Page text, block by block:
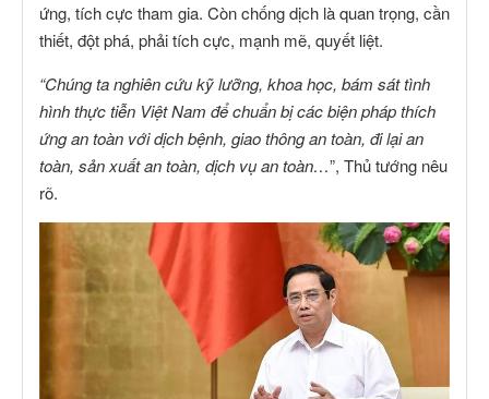
ứng, tích cực tham gia. Còn chống dịch là quan trọng, cần
thiết, đột phá, phải tích cực, mạnh mẽ, quyết liệt.
“Chúng ta nghiên cứu kỹ lưỡng, khoa học, bám sát tình
hình thực tiễn Việt Nam để chuẩn bị các biện pháp thích
ứng an toàn với dịch bệnh, giao thông an toàn, đi lại an
toàn, sản xuất an toàn, dịch vụ an toàn…”, Thủ tướng nêu
rõ.